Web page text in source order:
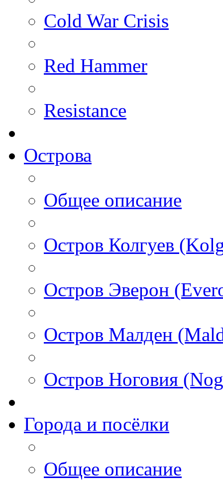
Cold War Crisis
Red Hammer
Resistance
Острова
Общее описание
Остров Колгуев
Остров Эверон
Остров Малден
Остров Ноговия
Города и посёлки
Общее описание